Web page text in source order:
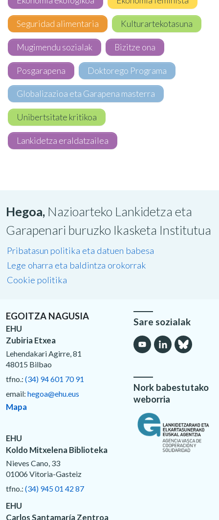
Seguridad alimentaria Kulturartekotasuna
Mugimendu sozialak Bizitze ona
Posgarapena Doktorego Programa
Globalizazioa eta Garapena masterra
Unibertsitate kritikoa
Lankidetza eraldatzailea
Hegoa, Nazioarteko Lankidetza eta
Garapenari buruzko Ikasketa Institutua
Pribatasun politika eta datuen babesa
Lege oharra eta baldintza orokorrak
Cookie politika
EGOITZA NAGUSIA
EHU
Zubiria Etxea
Lehendakari Agirre, 81
48015 Bilbao
tfno.: (34) 94 601 70 91
email: hegoa@ehu.eus
Mapa
EHU
Koldo Mitxelena Biblioteka
Nieves Cano, 33
01006 Vitoria-Gasteiz
tfno.: (34) 945 01 42 87
EHU
Carlos Santamaría Zentroa
Sare sozialak
Nork babestutako
weborria